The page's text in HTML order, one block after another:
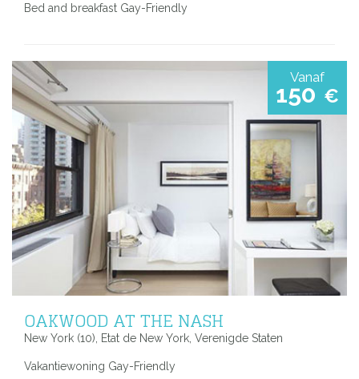
Bed and breakfast Gay-Friendly
Vanaf
150 €
OAKWOOD AT THE NASH
New York (10), Etat de New York, Verenigde Staten
Vakantiewoning Gay-Friendly